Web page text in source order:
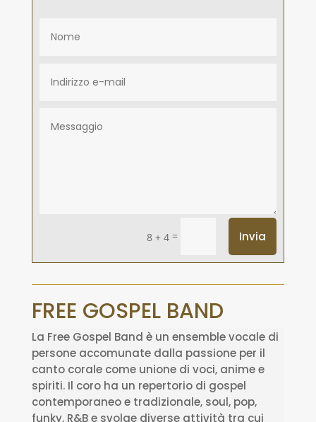
8 + 4 = Invia
FREE GOSPEL BAND
La Free Gospel Band è un ensemble vocale di
persone accomunate dalla passione per il
canto corale come unione di voci, anime e
spiriti. Il coro ha un repertorio di gospel
contemporaneo e tradizionale, soul, pop,
funky, R&B e svolge diverse attività tra cui